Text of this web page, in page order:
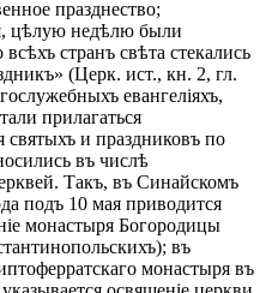
празднество;
цѣлую недѣлю были
странъ свѣта стекались
(Церк. ист., кн. 2, гл.
евангеліяхъ,
прилагаться
святыхъ и праздниковъ по
въ числѣ
Такъ, въ Синайскомъ
подъ 10 мая приводится
монастыря Богородицы
въ
монастыря въ